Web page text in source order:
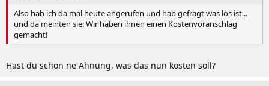
Also hab ich da mal heute angerufen und hab gefragt was los ist...
und da meinten sie: Wir haben ihnen einen Kostenvoranschlag
gemacht!
Hast du schon ne Ahnung, was das nun kosten soll?